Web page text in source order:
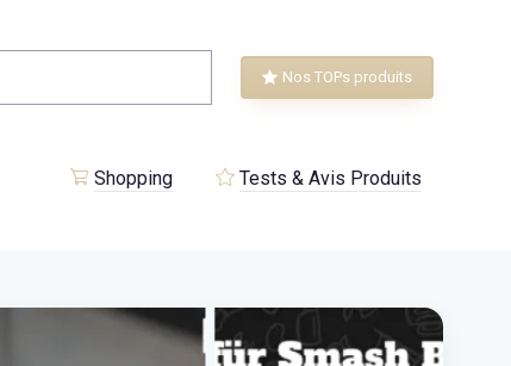
Nos TOPs produits
Shopping Tests & Avis Produits